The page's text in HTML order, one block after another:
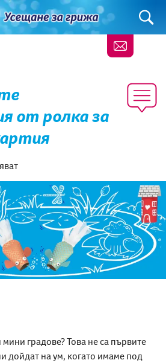
от ролка за
градове? Това не са първите
дойдат на ум, когато имаме под